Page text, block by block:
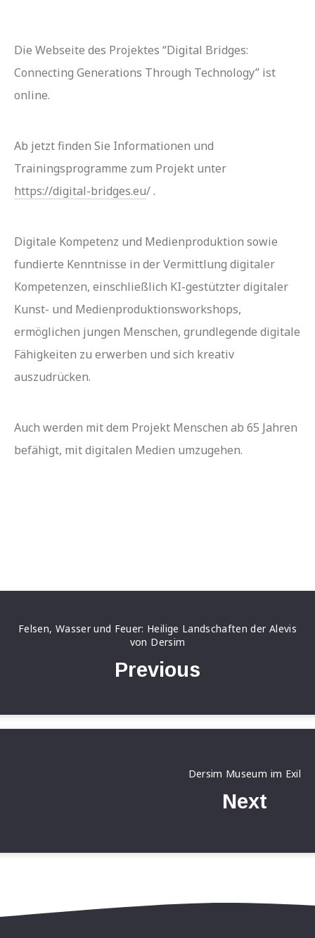
Die Webseite des Projektes “Digital Bridges:
Connecting Generations Through Technology” ist
online.
Ab jetzt finden Sie Informationen und
Trainingsprogramme zum Projekt unter
https://digital-bridges.eu/ .
Digitale Kompetenz und Medienproduktion sowie
fundierte Kenntnisse in der Vermittlung digitaler
Kompetenzen, einschließlich KI-gestützter digitaler
Kunst- und Medienproduktionsworkshops,
ermöglichen jungen Menschen, grundlegende digitale
Fähigkeiten zu erwerben und sich kreativ
auszudrücken.
Auch werden mit dem Projekt Menschen ab 65 Jahren
befähigt, mit digitalen Medien umzugehen.
Felsen, Wasser und Feuer: Heilige Landschaften der Alevis
von Dersim
Previous
Dersim Museum im Exil
Next